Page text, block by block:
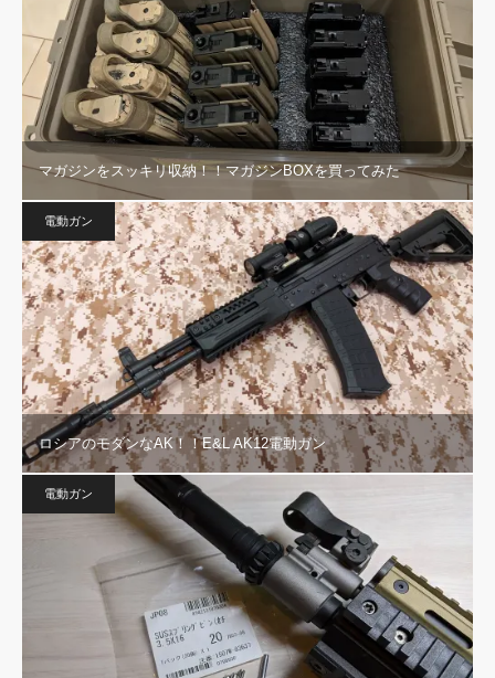
マガジンをスッキリ収納！！マガジンBOXを買ってみた
電動ガン
ロシアのモダンなAK！！E&L AK12電動ガン
電動ガン